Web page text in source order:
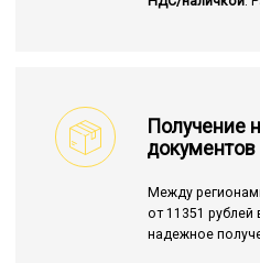
Получение
документов
Между
от 11351 рублей
надежное